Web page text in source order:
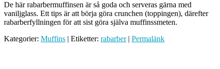
De här rabarbermuffinsen är så goda och serveras gärna med
vaniljglass. Ett tips är att börja göra crunchen (toppingen), därefter
rabarberfyllningen för att sist göra själva muffinssmeten.
Kategorier: Muffins | Etiketter: rabarber| Permalänk